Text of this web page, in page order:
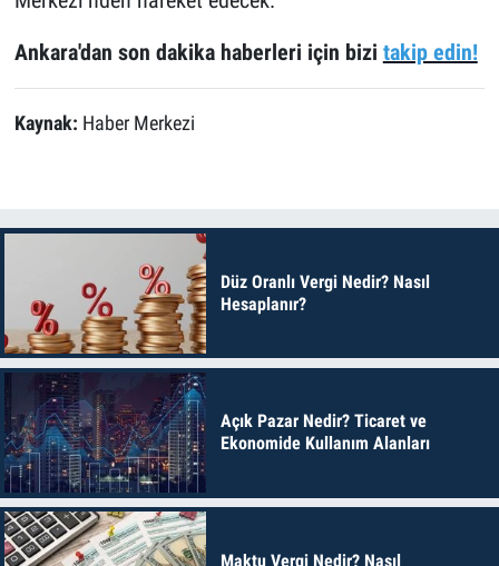
Ankara'dan son dakika haberleri için bizi takip edin!
Kaynak: Haber Merkezi
Düz Oranlı Vergi Nedir? Nasıl
Hesaplanır?
Açık Pazar Nedir? Ticaret ve
Ekonomide Kullanım Alanları
Maktu Vergi Nedir? Nasıl